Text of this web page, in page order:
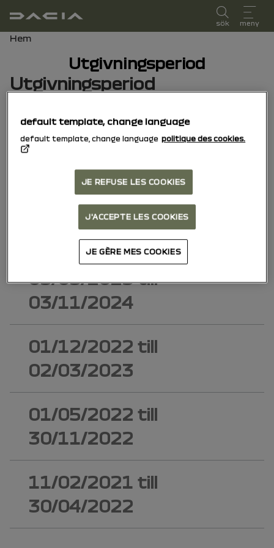
användarmanual
sök meny
Brödsmulor
Hem
Utgivningsperiod
Utgivningsperiod
fordon första registreringsdatum.
15/10/2025till idag
04/11/2024till
14/10/2025
03/03/2023till
03/11/2024
01/12/2022 till
02/03/2023
01/05/2022 till
30/11/2022
11/02/2021 till
30/04/2022
default template, change language
default template, change language politique des cookies.
JE REFUSE LES COOKIES
J'ACCEPTE LES COOKIES
JE GÈRE MES COOKIES